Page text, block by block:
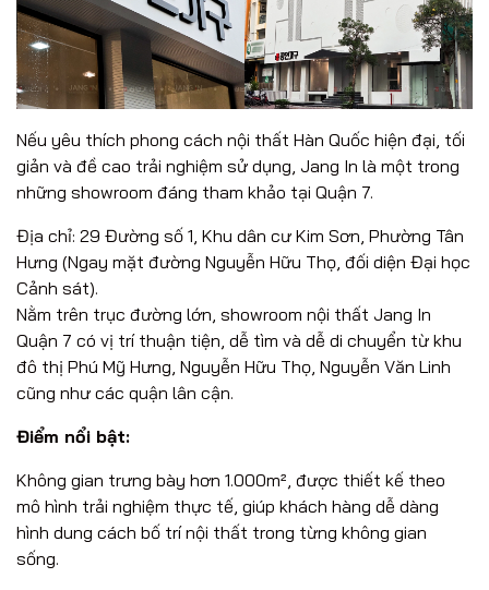
Nếu yêu thích phong cách nội thất Hàn Quốc hiện đại, tối
giản và đề cao trải nghiệm sử dụng, Jang In là một trong
những showroom đáng tham khảo tại Quận 7.
Địa chỉ: 29 Đường số 1, Khu dân cư Kim Sơn, Phường Tân
Hưng (Ngay mặt đường Nguyễn Hữu Thọ, đối diện Đại học
Cảnh sát).
Nằm trên trục đường lớn, showroom nội thất Jang In
Quận 7 có vị trí thuận tiện, dễ tìm và dễ di chuyển từ khu
đô thị Phú Mỹ Hưng, Nguyễn Hữu Thọ, Nguyễn Văn Linh
cũng như các quận lân cận.
Điểm nổi bật:
Không gian trưng bày hơn 1.000m², được thiết kế theo
mô hình trải nghiệm thực tế, giúp khách hàng dễ dàng
hình dung cách bố trí nội thất trong từng không gian
sống.